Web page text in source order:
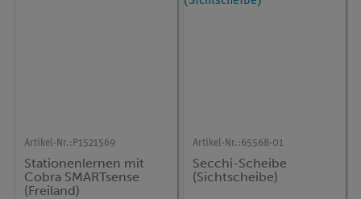
Artikel-Nr.: P1521569
Stationenlernen mit
Cobra SMARTsense
(Freiland)
Artikel-Nr.:65568-01
Secchi-Scheibe
(Sichtscheibe)